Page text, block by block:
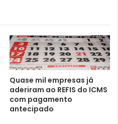
Quase mil empresas já
aderiram ao REFIS do ICMS
com pagamento
antecipado